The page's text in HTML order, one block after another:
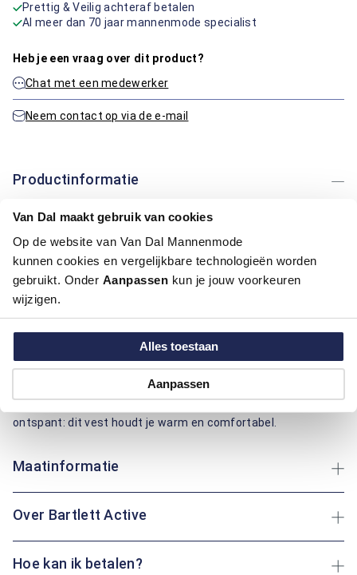
Van Dal maakt gebruik van cookies
Op de website van Van Dal Mannenmode
kunnen cookies en vergelijkbare technologieën worden
gebruikt. Onder Aanpassen kun je jouw voorkeuren
wijzigen.
Alles toestaan
Aanpassen
Prettig & Veilig achteraf betalen
Al meer dan 70 jaar mannenmode specialist
Heb je een vraag over dit product?
Chat met een medewerker
Neem contact op via de e-mail
Productinformatie
Artikelnummer
1016304-78-3XL
Kleur:
Off White, Wit
Materiaal:
76% Katoen / 20% Polyester / 4% Elastaan
Pasvorm:
Dit vest van Bartlett Active biedt een regular fit pasvorm voor
optimaal comfort. Gemaakt van katoen, polyester en
elastaan, zorgt het voor een aangenaam gevoel en
bewegingsvrijheid. Het effen ontwerp maakt het vest
ontspant: dit vest houdt je warm en comfortabel.
Maatinformatie
Over Bartlett Active
Hoe kan ik betalen?